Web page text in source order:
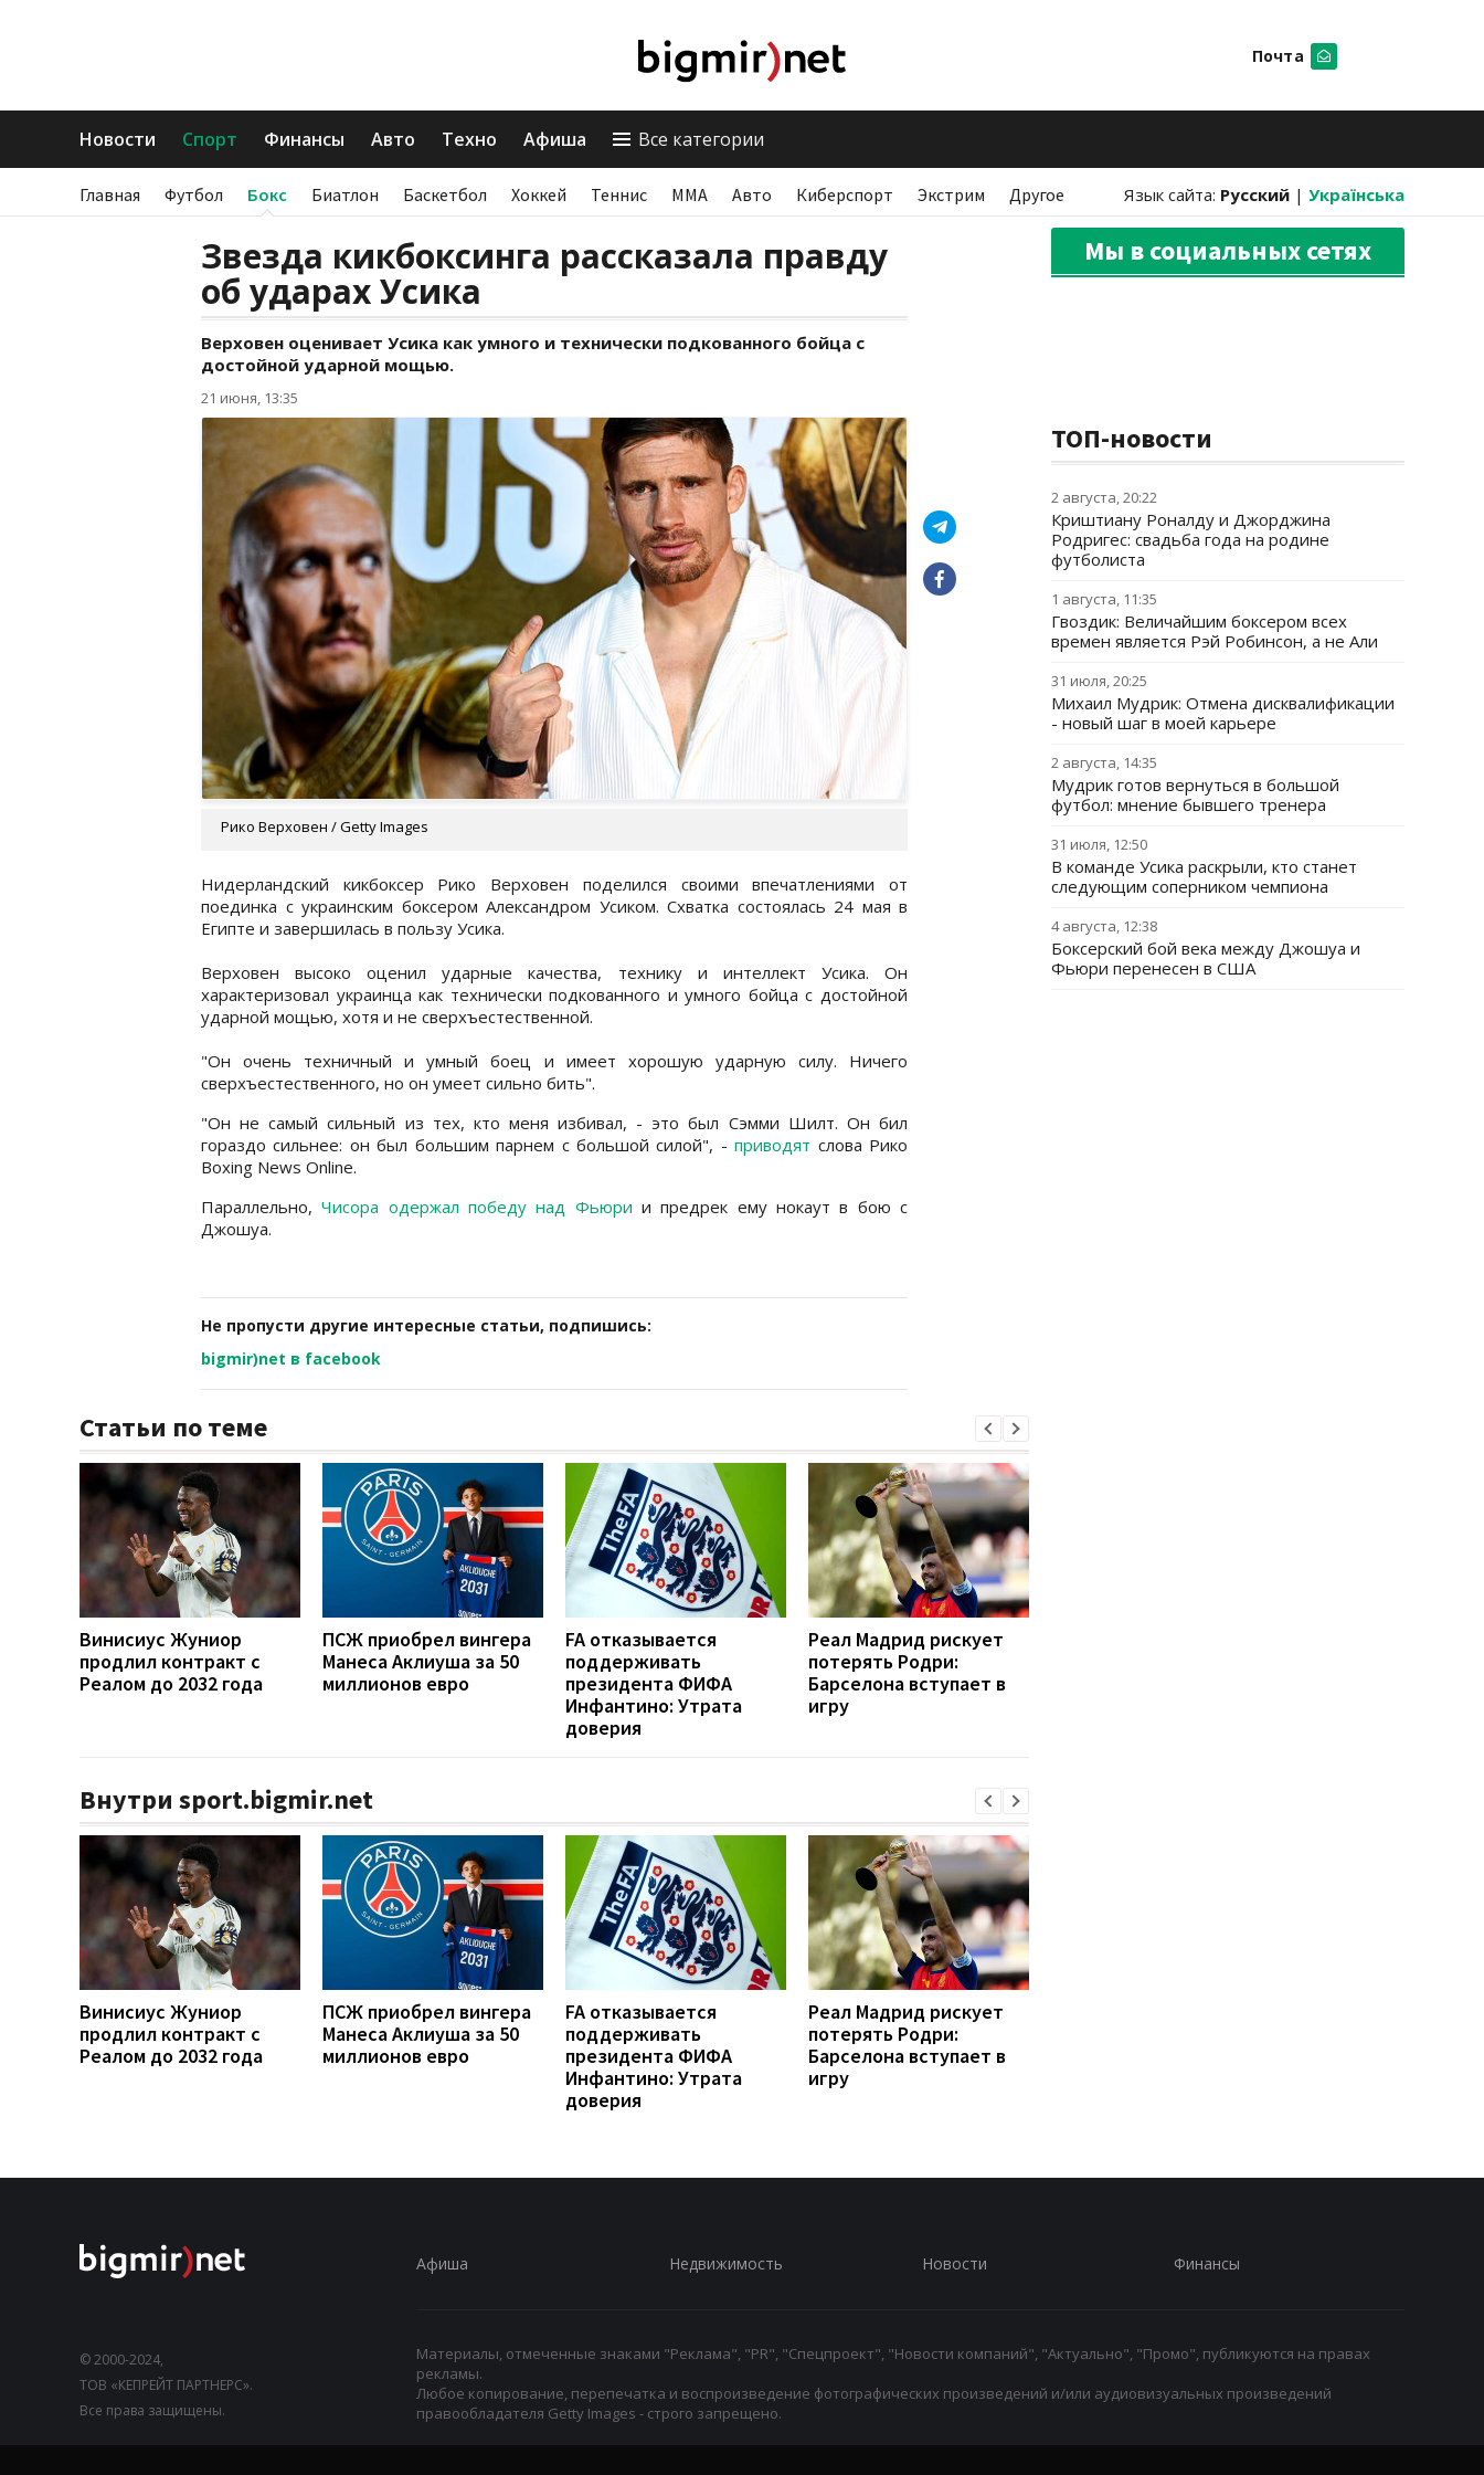
Почта
Новости Спорт Финансы Авто Техно Афиша Все категории
Главная Футбол Бокс Биатлон Баскетбол Хоккей Теннис ММА Авто Киберспорт Экстрим Другое Язык сайта: Русский | Українська
Звезда кикбоксинга рассказала правду
об ударах Усика
Верховен оценивает Усика как умного и технически подкованного бойца с
достойной ударной мощью.
21 июня, 13:35
Рико Верховен / Getty Images
Нидерландский кикбоксер Рико Верховен поделился своими впечатлениями от
поединка с украинским боксером Александром Усиком. Схватка состоялась 24 мая в
Египте и завершилась в пользу Усика.
Верховен высоко оценил ударные качества, технику и интеллект Усика. Он
характеризовал украинца как технически подкованного и умного бойца с достойной
ударной мощью, хотя и не сверхъестественной.
"Он очень техничный и умный боец и имеет хорошую ударную силу. Ничего
сверхъестественного, но он умеет сильно бить".
"Он не самый сильный из тех, кто меня избивал, - это был Сэмми Шилт. Он бил
гораздо сильнее: он был большим парнем с большой силой", -приводят слова Рико
Boxing News Online.
Параллельно,Чисора одержал победу над Фьюри и предрек ему нокаут в бою с
Джошуа.
Не пропусти другие интересные статьи, подпишись:
bigmir)net в facebook
Статьи по теме
Винисиус Жуниор
продлил контракт с
Реалом до 2032 года
ПСЖ приобрел вингера
Манеса Аклиуша за 50
миллионов евро
FA отказывается
поддерживать
президента ФИФА
Инфантино: Утрата
доверия
Реал Мадрид рискует
потерять Родри:
Барселона вступает в
игру
Внутри sport.bigmir.net
Винисиус Жуниор
продлил контракт с
Реалом до 2032 года
ПСЖ приобрел вингера
Манеса Аклиуша за 50
миллионов евро
FA отказывается
поддерживать
президента ФИФА
Инфантино: Утрата
доверия
Реал Мадрид рискует
потерять Родри:
Барселона вступает в
игру
Мы в социальных сетях
ТОП-новости
2 августа, 20:22
Криштиану Роналду и Джорджина
Родригес: свадьба года на родине
футболиста
1 августа, 11:35
Гвоздик: Величайшим боксером всех
времен является Рэй Робинсон, а не Али
31 июля, 20:25
Михаил Мудрик: Отмена дисквалификации
- новый шаг в моей карьере
2 августа, 14:35
Мудрик готов вернуться в большой
футбол: мнение бывшего тренера
31 июля, 12:50
В команде Усика раскрыли, кто станет
следующим соперником чемпиона
4 августа, 12:38
Боксерский бой века между Джошуа и
Фьюри перенесен в США
© 2000-2024,
ТОВ «КЕПРЕЙТ ПАРТНЕРС».
Все права защищены.
Афиша Недвижимость Новости Финансы
Материалы, отмеченные знаками "Реклама", "PR", "Спецпроект", "Новости компаний", "Актуально", "Промо", публикуются на правах
рекламы.
Любое копирование, перепечатка и воспроизведение фотографических произведений и/или аудиовизуальных произведений
правообладателя Getty Images - строго запрещено.